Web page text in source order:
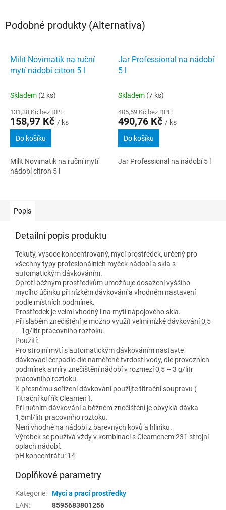
Podobné produkty (Alternativa)
Milit Novimatik na ruční
mytí nádobí citron 5 l
Skladem (2 ks)
131,38 Kč bez DPH
158,97 Kč / ks
Do košíku
Milit Novimatik na ruční mytí
nádobí citron 5 l
Jar Professional na nádobí
5 l
Skladem (7 ks)
405,59 Kč bez DPH
490,76 Kč / ks
Do košíku
Jar Professional na nádobí 5 l
Popis
Detailní popis produktu
Tekutý, vysoce koncentrovaný, mycí prostředek, určený pro
všechny typy profesionálních myček nádobí a skla s
automatickým dávkováním.
Oproti běžným prostředkům umožňuje dosažení vyššího
mycího účinku při nízkém dávkování a vhodném nastavení
podle místních podmínek.
Prostředek je velmi vhodný i na mytí nápojového skla.
Při slabém znečištění je možno využít velmi nízké dávkování 0,5
– 1g/litr pracovního roztoku.
Použití:
Pro strojní mytí s automatickým dávkováním nastavte
dávkovací čerpadlo dle naměřené tvrdosti vody, dle provozních
podmínek a míry znečištění nádobí v rozmezí 0,5 – 3 g/litr
pracovního roztoku.
K přesnému seřízení dávkování použijte titrační soupravu (
Titrační kufřík Cleamen ).
Při ručním dávkování a běžném znečištění je obvyklá dávka
1,5ml/litr pracovního roztoku.
Není vhodné na nádobí z barevných kovů a hliníku.
Výrobek se používá vždy v kombinaci s Cleamenem 231 strojní
oplach nádobí.
pH koncentrátu: 14
Doplňkové parametry
Kategorie:
Mycí a prací prostředky
EAN: 8595683801256